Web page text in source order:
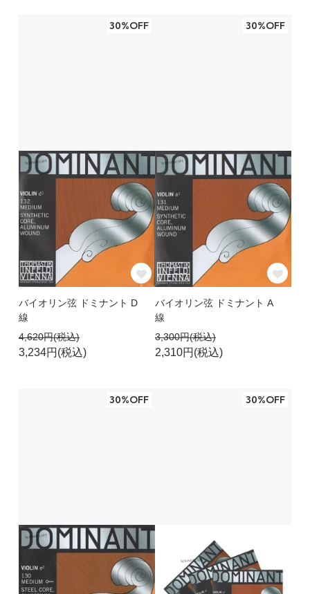
30%OFF
バイオリン弦 ドミナント D
線
4,620円(税込)
3,234円(税込)
30%OFF
バイオリン弦 ドミナント A
線
3,300円(税込)
2,310円(税込)
30%OFF 30%OFF